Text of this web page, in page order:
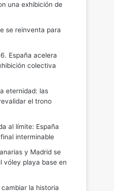
una exhibición de
se reinventa para
España acelera
colectiva
eternidad: las
el trono
al límite: España
interminable
y Madrid se
vóley playa base en
la historia